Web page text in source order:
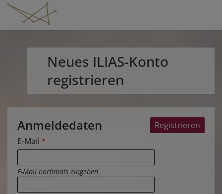
Neues ILIAS-Konto
registrieren
Anmeldedaten
E-Mail *
E-Mail nochmals eingeben